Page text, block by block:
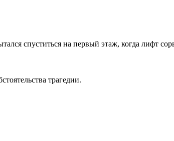
спуститься на первый этаж, когда лифт
трагедии.